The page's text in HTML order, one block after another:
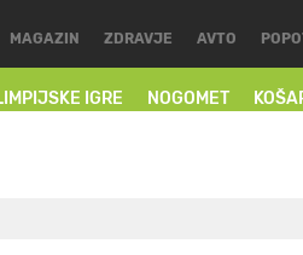
IGRE NOGOMET
MAGAZIN ZDRAVJE AVTO